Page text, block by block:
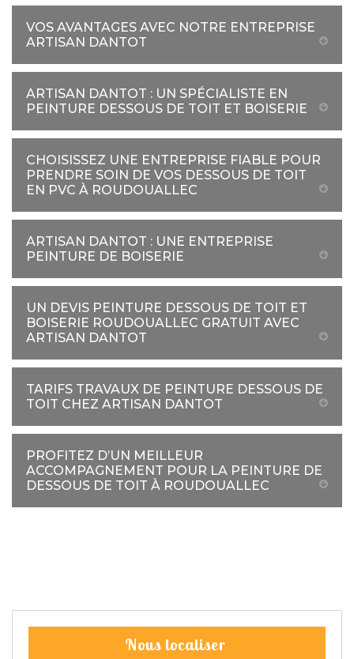
VOS AVANTAGES AVEC NOTRE ENTREPRISE
ARTISAN DANTOT
ARTISAN DANTOT : UN SPÉCIALISTE EN
PEINTURE DESSOUS DE TOIT ET BOISERIE
CHOISISSEZ UNE ENTREPRISE FIABLE POUR
PRENDRE SOIN DE VOS DESSOUS DE TOIT
EN PVC À ROUDOUALLEC
ARTISAN DANTOT : UNE ENTREPRISE
PEINTURE DE BOISERIE
UN DEVIS PEINTURE DESSOUS DE TOIT ET
BOISERIE ROUDOUALLEC GRATUIT AVEC
ARTISAN DANTOT
TARIFS TRAVAUX DE PEINTURE DESSOUS DE
TOIT CHEZ ARTISAN DANTOT
PROFITEZ D’UN MEILLEUR
ACCOMPAGNEMENT POUR LA PEINTURE DE
DESSOUS DE TOIT À ROUDOUALLEC
Nous localiser